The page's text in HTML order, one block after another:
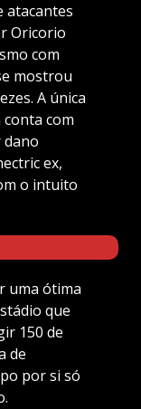
atacantes
Oricorio
com
mostrou
A única
com
dano
ex,
o intuito
uma ótima
que
150 de
de
por si só